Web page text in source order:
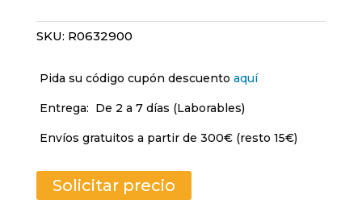
SKU: R0632900
Pida su código cupón descuento aquí
Entrega: De 2 a 7 días (Laborables)
Envíos gratuitos a partir de 300€ (resto 15€)
Solicitar precio